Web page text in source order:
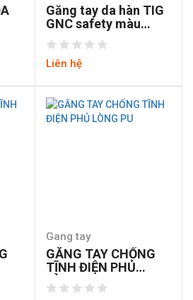
Găng tay da hàn TIG
GNC safety màu
vàng
Liên hệ
Gang tay
GĂNG TAY CHỐNG
TĨNH ĐIỆN PHỦ
LÒNG PU